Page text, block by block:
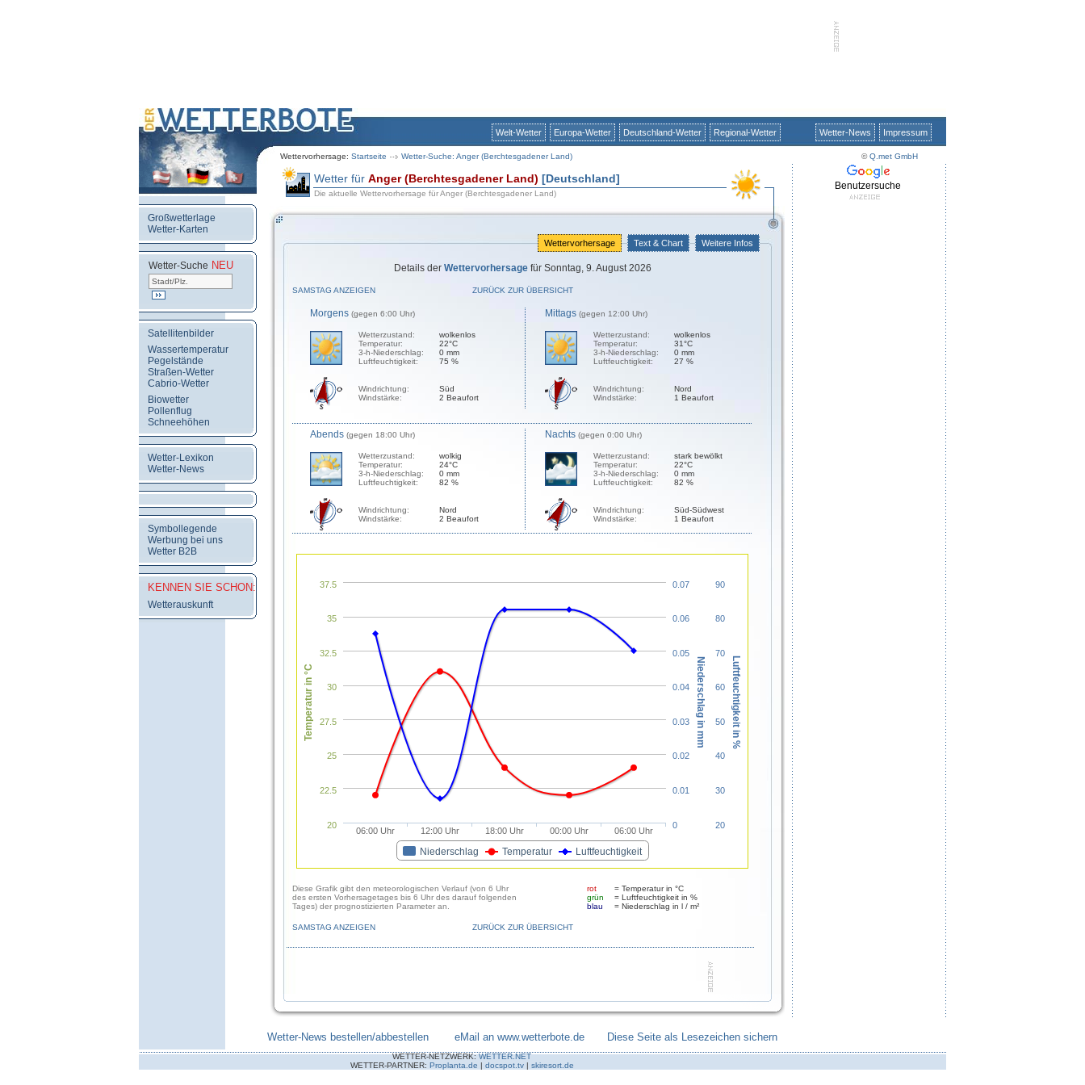
Welt-Wetter Europa-Wetter Deutschland-Wetter Regional-Wetter
Wettervorhersage: Startseite Wetter-Suche: Anger (Berchtesgadener Land)
Wetter-News Impressum
©Q.met GmbH
Großwetterlage
Wetter-Karten
Wetter-Suche NEU
Satellitenbilder
Wassertemperatur
Pegelstände
Straßen-Wetter
Cabrio-Wetter
Biowetter
Pollenflug
Schneehöhen
Wetter-Lexikon
Wetter-News
Symbollegende
Werbung bei uns
Wetter B2B
KENNEN SIE SCHON:
Wetterauskunft
Wetter für Anger (Berchtesgadener Land) [Deutschland]
Die aktuelle Wettervorhersage für Anger (Berchtesgadener Land)
Wettervorhersage Text & Chart Weitere Infos
Details der Wettervorhersagefür Sonntag, 9. August 2026
SAMSTAG ANZEIGEN ZURÜCK ZUR ÜBERSICHT
Morgens (gegen 6:00 Uhr)
Wetterzustand:
Temperatur:
3-h-Niederschlag:
Luftfeuchtigkeit:
wolkenlos
22°C
0 mm
75 %
Windrichtung:
Windstärke:
Süd
2 Beaufort
Mittags (gegen 12:00 Uhr)
Wetterzustand:
Temperatur:
3-h-Niederschlag:
Luftfeuchtigkeit:
wolkenlos
31°C
0 mm
27 %
Windrichtung:
Windstärke:
Nord
1 Beaufort
Abends (gegen 18:00 Uhr)
Wetterzustand:
Temperatur:
3-h-Niederschlag:
Luftfeuchtigkeit:
wolkig
24°C
0 mm
82 %
Windrichtung:
Windstärke:
Nord
2 Beaufort
Nachts (gegen 0:00 Uhr)
Wetterzustand:
Temperatur:
3-h-Niederschlag:
Luftfeuchtigkeit:
stark bewölkt
22°C
0 mm
82 %
Windrichtung:
Windstärke:
Süd-Südwest
1 Beaufort
Temperatur in °C Niederschlag in mm Luftfeuchtigkeit in %
Niederschlag Temperatur Luftfeuchtigkeit
06:00 Uhr 12:00 Uhr 18:00 Uhr 00:00 Uhr 06:00 Uhr
20
30
22.5
25
27.5
32.5
35
37.5
0
0.01
0.02
0.03
0.04
0.05
0.06
0.07
20
30
40
50
60
70
80
90
Diese Grafik gibt den meteorologischen Verlauf (von 6 Uhr
des ersten Vorhersagetages bis 6 Uhr des darauf folgenden
Tages) der prognostizierten Parameter an.
rot
= Temperatur in °C
grün
= Luftfeuchtigkeit in %
blau
= Niederschlag in l / m²
SAMSTAG ANZEIGEN ZURÜCK ZUR ÜBERSICHT
Benutzersuche
Wetter-News bestellen/abbestellen eMail an www.wetterbote.de Diese Seite als Lesezeichen sichern
WETTER-NETZWERK:WETTER.NET
WETTER-PARTNER: Proplanta.de | docspot.tv| skiresort.de